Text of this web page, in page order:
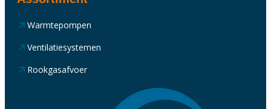
Warmtepompen
Ventilatiesystemen
Rookgasafvoer